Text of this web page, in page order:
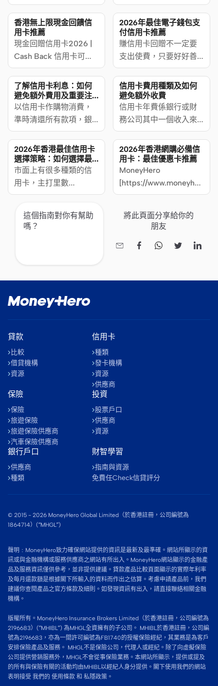
選19張免入息證明信用
卡及低門檻信用卡，一
文比較最易批信用卡的
年薪要求和優惠，方便
學生、主婦、Freelancer
申請信用卡。
的HKTVmall，而Ztore
士多、將超市業務網上
化的百佳與惠康等，同
樣大有捧場客，新冠肺
炎肆虐，不少人閉關防
疫，網購口罩、消毒藥
水與生活用品，
MoneyHero
[https://
card/online-shopping]
為大家比較網上購物平
台的運費、送貨速度與
網購信用卡優惠！
香港無上限現金回饋信
用卡推薦
現金回贈信用卡2026 |
Cash Back 信用卡可以
賺現金回贈最方便實
際，MoneyHero
[https://www.moneyhero.com.hk/blog/zh/]
比較為你現金回贈信用
卡回饋邊張回贈最高，
並整合 Cash Back 信用
卡簽賬回贈率，助你選
擇啱用嘅現金回贈信用
卡。
2026年最佳電子錢包支
付信用卡推薦
賺信用卡回贈不一定要
支出使費，只要好好善
用電子錢包增值或轉賬
功能，就可以儲積分賺
里數或現金回贈，
MoneyHero
[https://
card/digital-wallet]教你
用盡四大電子錢包賺積
分 - 包括 Payme、
WeChat Pay微信支付、
八達通銀包等八達通自
動增值，比較出電子錢
卡，每年賺張機票不是
了解信用卡利息：如何
避免額外費用及重要注
意事項
以信用卡作購物消費，
準時清還所有款項，銀
行/ 金融機構是不會向你
收取額外的費用或利
息。
信用卡費用種類及如何
避免額外收費
信用卡年費係銀行或財
務公司其中一個收入來
源，近年因為市場競爭
激烈，大部分都提供免
年費優惠，但豁免年期
通常只有1至5年不等，
過後仍可以依照條款收
年費。
2026年香港最佳信用卡
選擇策略：如何選擇最
適合你的信用卡
市面上有很多種類的信
用卡，主打里數
[https://www.moneyhero.com.hk/zh/credit-
[https://www.moneyhero.com.hk/zh/credit-
card/dining]等，到底哪
銀行都推出各式各樣的
迎新回贈、信用卡積分
優惠，怎樣才能賺盡信
用卡獎賞？
2026年香港網購必備信
用卡：最佳優惠卡推薦
MoneyHero
[https://
card/all/results]集合各
你在日常生活中如何善
多點，儲多點積分，賺
這個指南對你有幫助
嗎？
將此頁面分享給你的
朋友
   
貸款
比較
借貸機構
資源
信用卡
種類
發卡機構
資源
供應商
保險
保險
旅遊保險
旅遊保險供應商
汽車保險供應商
投資
股票戶口
供應商
資源
銀行戶口
供應商
種類
財智學習
指南與資源
免費任Check信貸評分
© 2015 - 2026 MoneyHero Global Limited（於香港註冊，公司編號為
1864714）(“MHGL”)
聲明﹕MoneyHero致力確保網站提供的資訊是最新及最準確。網站所顯示的資
訊或與金融機構或服務供應商之網站有所出入。MoneyHero網站顯示的金融產
品及服務資訊僅供參考，並非提供建議。貸款產品比較頁面顯示的實際年利率
及每月還款額是根據閣下所輸入的資料而作出之估算。考慮申請產品前，我們
建議你查閱產品之官方條款及細則。如發現資訊有出入，請直接聯絡相關金融
機構。
版權所有。MoneyHero Insurance Brokers Limited（於香港註冊，公司編號為
2196683）(”MHIBL”) 為MHGL全資擁有的子公司。 MHIBL於香港註冊，公司編
號為2196683，亦為一間許可編號為FB1740的授權保險經紀，其業務是為客戶
安排保險產品及服務。 MHGL不是保險公司，代理人或經紀。除了向虛擬保險
公司提供營銷服務外，MHGL不會從事保險業務。本網站所顯示，提供或提及
的所有與保險有關的活動均由MHIBL以經紀人身分提供。閣下使用我們的網站
表明接受 我們的 使用條款 和 私隱政策。